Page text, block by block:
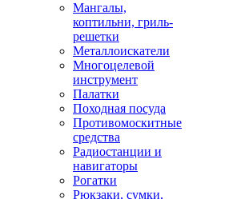
Мангалы,
коптильни, гриль-
решетки
Металлоискатели
Многоцелевой
инструмент
Палатки
Походная посуда
Противомоскитные
средства
Радиостанции и
навигаторы
Рогатки
Рюкзаки, сумки,